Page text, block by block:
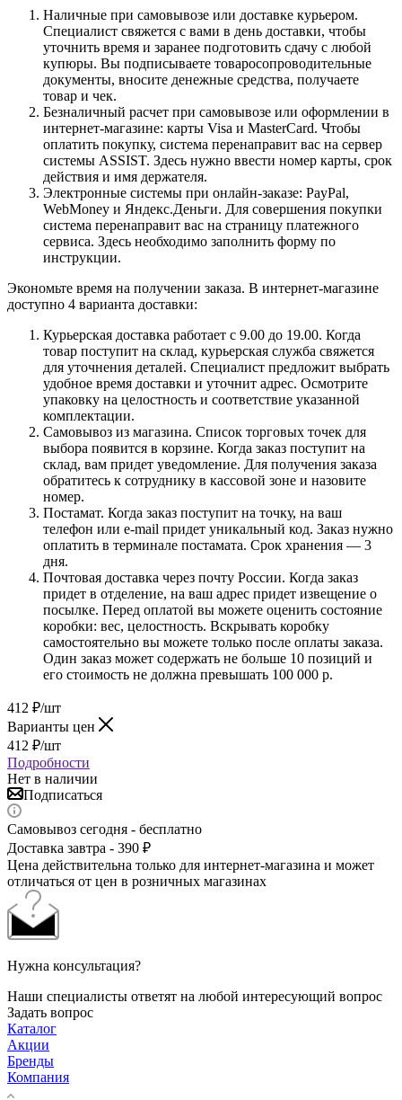
Наличные при самовывозе или доставке курьером.
Специалист свяжется с вами в день доставки, чтобы
уточнить время и заранее подготовить сдачу с любой
купюры. Вы подписываете товаросопроводительные
документы, вносите денежные средства, получаете
товар и чек.
Безналичный расчет при самовывозе или оформлении в
интернет-магазине: карты Visa и MasterCard. Чтобы
оплатить покупку, система перенаправит вас на сервер
системы ASSIST. Здесь нужно ввести номер карты, срок
действия и имя держателя.
Электронные системы при онлайн-заказе: PayPal,
WebMoney и Яндекс.Деньги. Для совершения покупки
система перенаправит вас на страницу платежного
сервиса. Здесь необходимо заполнить форму по
инструкции.
Экономьте время на получении заказа. В интернет-магазине
доступно 4 варианта доставки:
Курьерская доставка работает с 9.00 до 19.00. Когда
товар поступит на склад, курьерская служба свяжется
для уточнения деталей. Специалист предложит выбрать
удобное время доставки и уточнит адрес. Осмотрите
упаковку на целостность и соответствие указанной
комплектации.
Самовывоз из магазина. Список торговых точек для
выбора появится в корзине. Когда заказ поступит на
склад, вам придет уведомление. Для получения заказа
обратитесь к сотруднику в кассовой зоне и назовите
номер.
Постамат. Когда заказ поступит на точку, на ваш
телефон или e-mail придет уникальный код. Заказ нужно
оплатить в терминале постамата. Срок хранения — 3
дня.
Почтовая доставка через почту России. Когда заказ
придет в отделение, на ваш адрес придет извещение о
посылке. Перед оплатой вы можете оценить состояние
коробки: вес, целостность. Вскрывать коробку
самостоятельно вы можете только после оплаты заказа.
Один заказ может содержать не больше 10 позиций и
его стоимость не должна превышать 100 000 р.
412 ₽/шт
Варианты цен
412 ₽/шт
Подробности
Нет в наличии
Подписаться
Самовывоз сегодня - бесплатно
Доставка завтра - 390 ₽
Цена действительна только для интернет-магазина и может
отличаться от цен в розничных магазинах
Нужна консультация?
Наши специалисты ответят на любой интересующий вопрос
Задать вопрос
Каталог
Акции
Бренды
Компания